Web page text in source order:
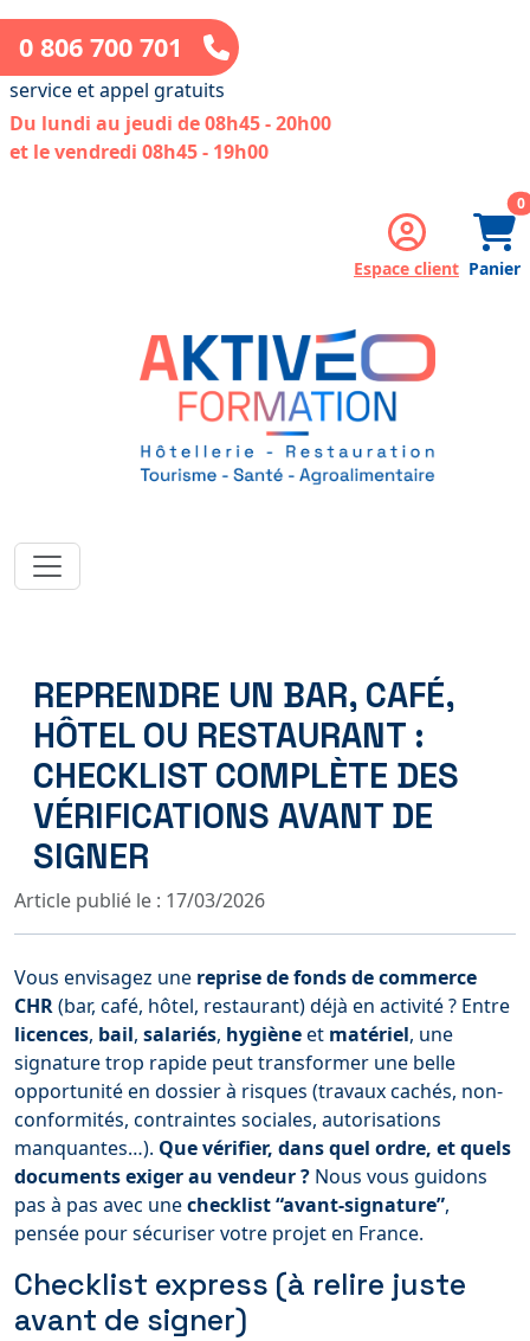
0 806 700 701
service et appel gratuits
Du lundi au jeudi de 08h45 - 20h00
et le vendredi 08h45 - 19h00
Espace client Panier
0
REPRENDRE UN BAR, CAFÉ,
HÔTEL OU RESTAURANT :
CHECKLIST COMPLÈTE DES
VÉRIFICATIONS AVANT DE
SIGNER
Article publié le : 17/03/2026
Vous envisagez une reprise de fonds de commerce
CHR(bar, café, hôtel, restaurant) déjà en activité ? Entre
licences, bail, salariés, hygièneet matériel, une
signature trop rapide peut transformer une belle
opportunité en dossier à risques (travaux cachés, non-
conformités, contraintes sociales, autorisations
manquantes…). Que vérifier, dans quel ordre, et quels
documents exiger au vendeur ? Nous vous guidons
pas à pas avec unechecklist “avant-signature”,
pensée pour sécuriser votre projet en France.
Checklist express (à relire juste
avant de signer)